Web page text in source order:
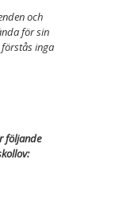
och
för sin
inga
följande